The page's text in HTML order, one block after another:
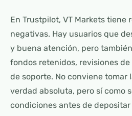
En Trustpilot, VT Markets tiene
negativas. Hay usuarios que
y buena atención, pero
fondos retenidos, revisiones
de soporte. No conviene tomar
verdad absoluta, pero sí como
condiciones antes de